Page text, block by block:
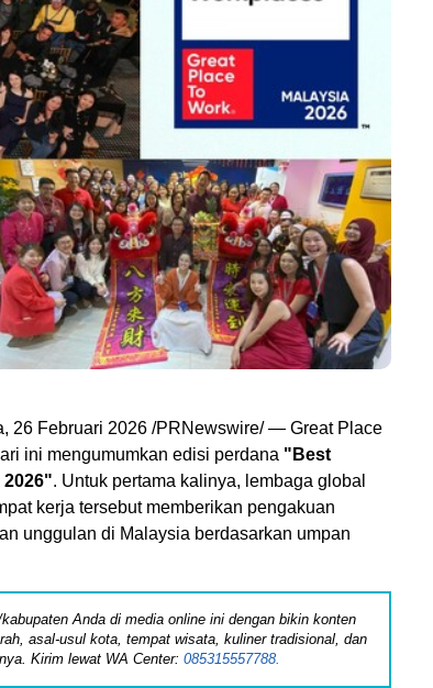
26 Februari 2026 /PRNewswire/ — Great Place
ini mengumumkan edisi perdana "Best
. Untuk pertama kalinya, lembaga global
kerja tersebut memberikan pengakuan
unggulan di Malaysia berdasarkan umpan
Anda di media online ini dengan bikin konten
asal-usul kota, tempat wisata, kuliner tradisional, dan
Kirim lewat WA Center: 085315557788.